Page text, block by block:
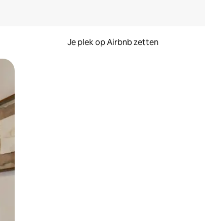
Je plek op Airbnb zetten